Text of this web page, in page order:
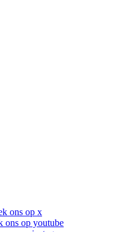
ons op x
ons op youtube